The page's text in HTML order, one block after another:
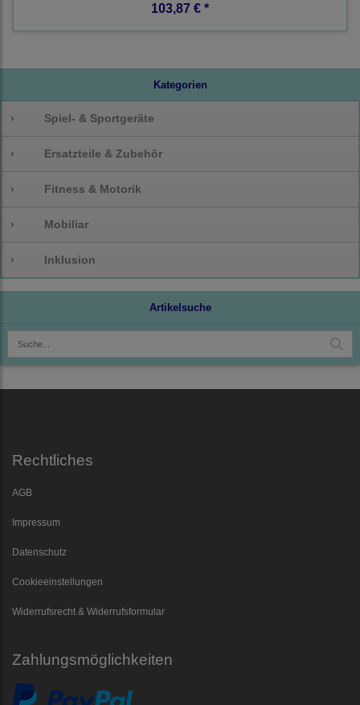
Kategorien
› Spiel- & Sportgeräte
› Ersatzteile & Zubehör
› Fitness & Motorik
› Mobiliar
› Inklusion
Artikelsuche
103,87 € *
Rechtliches
AGB
Impressum
Datenschutz
Cookieeinstellungen
Widerrufsrecht & Widerrufsformular
Zahlungsmöglichkeiten